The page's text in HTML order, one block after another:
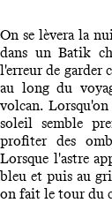
On se lèvera la
dans un Batik
l'erreur de garder
au long du
volcan.
soleil semble
profiter des
Lorsque l'astre
bleu et puis au
on fait le tour du